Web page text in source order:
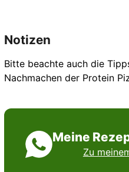
Notizen
Bitte beachte auch die
Nachmachen der Protein
Meine
Zu